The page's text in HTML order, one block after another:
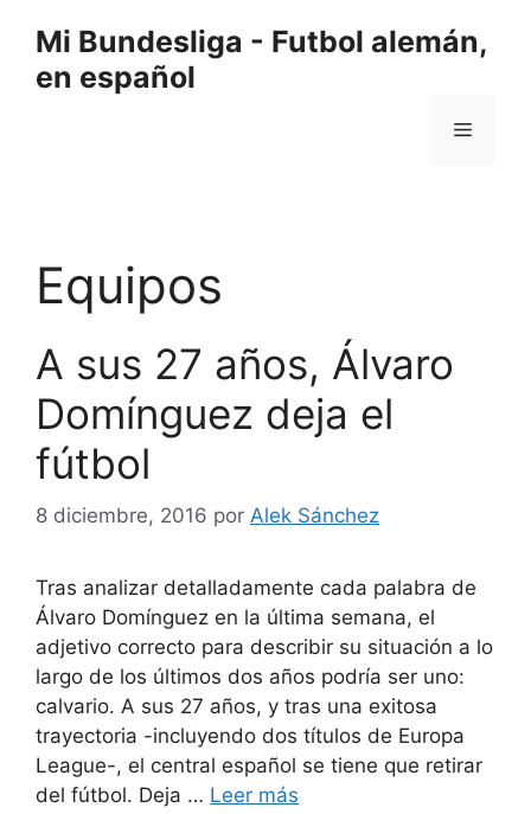
contenido
Mi Bundesliga - Futbol alemán,
en español
Menú
Equipos
A sus 27 años, Álvaro
Domínguez deja el
fútbol
8 diciembre, 2016 por Alek Sánchez
Tras analizar detalladamente cada palabra de
Álvaro Domínguez en la última semana, el
adjetivo correcto para describir su situación a lo
largo de los últimos dos años podría ser uno:
calvario. A sus 27 años, y tras una exitosa
trayectoria -incluyendo dos títulos de Europa
League-, el central español se tiene que retirar
del fútbol. Deja … Leer más